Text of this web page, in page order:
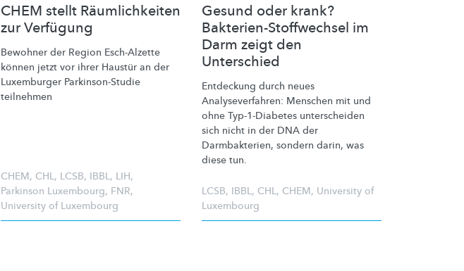
CHEM stellt Räumlichkeiten
zur Verfügung
Bewohner der Region Esch-Alzette
können jetzt vor ihrer Haustür an der
Luxemburger Parkinson-Studie
teilnehmen
CHEM, CHL, LCSB, IBBL, LIH,
Parkinson Luxembourg, FNR,
University of Luxembourg
Gesund oder krank?
Bakterien-Stoffwechsel im
Darm zeigt den
Unterschied
Entdeckung durch neues
Analyseverfahren: Menschen mit und
ohne Typ-1-Diabetes unterscheiden
sich nicht in der DNA der
Darmbakterien, sondern darin, was
diese tun.
LCSB, IBBL, CHL, CHEM, University of
Luxembourg